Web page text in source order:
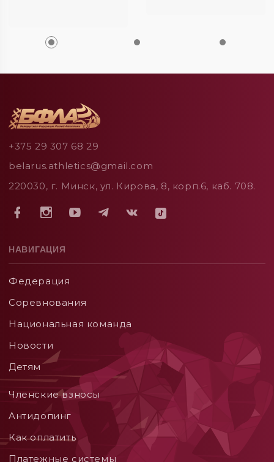
+375 29 307 68 29
belarus.athletics@gmail.com
220030, г. Минск, ул. Кирова, 8, корп.6, каб. 708.
НАВИГАЦИЯ
Федерация
Соревнования
Национальная команда
Новости
Детям
Членские взносы
Aнтидопинг
Как оплатить
Платежные системы